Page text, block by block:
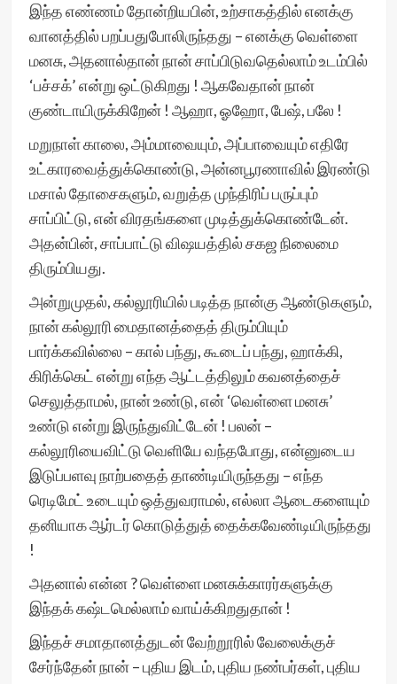
இந்த எண்ணம் தோன்றியபின், உற்சாகத்தில் எனக்கு
வானத்தில் பறப்பதுபோலிருந்தது – எனக்கு வெள்ளை
மனசு, அதனால்தான் நான் சாப்பிடுவதெல்லாம் உடம்பில்
‘பச்சக்’ என்று ஒட்டுகிறது ! ஆகவேதான் நான்
குண்டாயிருக்கிறேன் ! ஆஹா, ஓஹோ, பேஷ், பலே !
மறுநாள் காலை, அம்மாவையும், அப்பாவையும் எதிரே
உட்காரவைத்துக்கொண்டு, அன்னபூரணாவில் இரண்டு
மசால் தோசைகளும், வறுத்த முந்திரிப் பருப்பும்
சாப்பிட்டு, என் விரதங்களை முடித்துக்கொண்டேன்.
அதன்பின், சாப்பாட்டு விஷயத்தில் சகஜ நிலைமை
திரும்பியது.
அன்றுமுதல், கல்லூரியில் படித்த நான்கு ஆண்டுகளும்,
நான் கல்லூரி மைதானத்தைத் திரும்பியும்
பார்க்கவில்லை – கால் பந்து, கூடைப் பந்து, ஹாக்கி,
கிரிக்கெட் என்று எந்த ஆட்டத்திலும் கவனத்தைச்
செலுத்தாமல், நான் உண்டு, என் ‘வெள்ளை மனசு’
உண்டு என்று இருந்துவிட்டேன் ! பலன் –
கல்லூரியைவிட்டு வெளியே வந்தபோது, என்னுடைய
இடுப்பளவு நாற்பதைத் தாண்டியிருந்தது – எந்த
ரெடிமேட் உடையும் ஒத்துவராமல், எல்லா ஆடைகளையும்
தனியாக ஆர்டர் கொடுத்துத் தைக்கவேண்டியிருந்தது
!
அதனால் என்ன ? வெள்ளை மனசுக்காரர்களுக்கு
இந்தக் கஷ்டமெல்லாம் வாய்க்கிறதுதான் !
இந்தச் சமாதானத்துடன் வேற்றூரில் வேலைக்குச்
சேர்ந்தேன் நான் – புதிய இடம், புதிய நண்பர்கள், புதிய